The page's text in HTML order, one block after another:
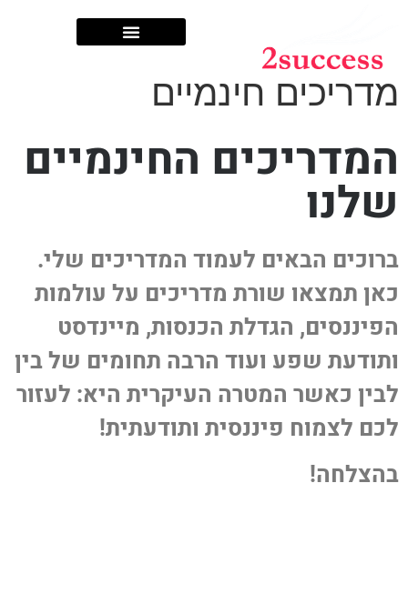
מדריכים חינמיים
המדריכים החינמיים
שלנו
ברוכים הבאים לעמוד המדריכים שלי.
כאן תמצאו שורת מדריכים על עולמות
הפיננסים, הגדלת הכנסות, מיינדסט
ותודעת שפע ועוד הרבה תחומים של בין
לבין כאשר המטרה העיקרית היא: לעזור
לכם לצמוח פיננסית ותודעתית!
בהצלחה!